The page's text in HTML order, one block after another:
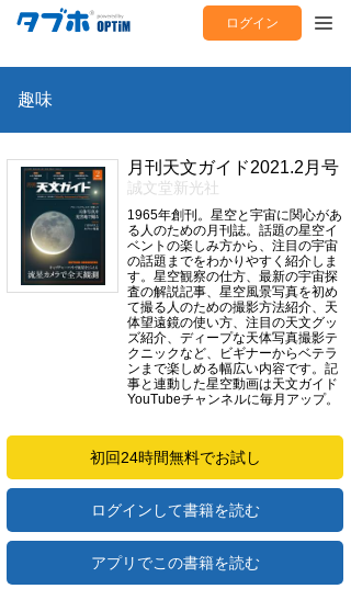
ログイン
趣味
月刊天文ガイド2021.2月号
誠文堂新光社
1965年創刊。星空と宇宙に関心があ
る人のための月刊誌。話題の星空イ
ベントの楽しみ方から、注目の宇宙
の話題までをわかりやすく紹介しま
す。星空観察の仕方、最新の宇宙探
査の解説記事、星空風景写真を初め
て撮る人のための撮影方法紹介、天
体望遠鏡の使い方、注目の天文グッ
ズ紹介、ディープな天体写真撮影テ
クニックなど、ビギナーからベテラ
ンまで楽しめる幅広い内容です。記
事と連動した星空動画は天文ガイド
YouTubeチャンネルに毎月アップ。
初回24時間無料でお試し
ログインして書籍を読む
アプリでこの書籍を読む